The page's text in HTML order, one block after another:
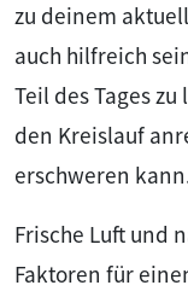
zu deinem
auch hilfreich
Teil des Tages
den Kreislauf
erschweren
Frische Luft und
Faktoren für